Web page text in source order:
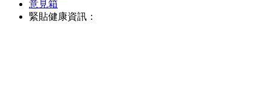
意見箱
緊貼健康資訊：